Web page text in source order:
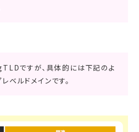
ですが、具体的には下記のよ
ベルドメインです。